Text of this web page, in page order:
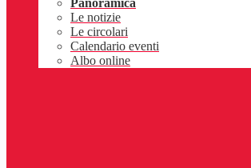
Panoramica
Le notizie
Le circolari
Calendario eventi
Albo online